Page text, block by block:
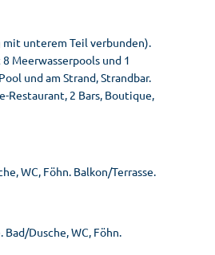
unterem Teil verbunden).
Meerwasserpools und 1
und am Strand, Strandbar.
Restaurant, 2 Bars, Boutique,
WC, Föhn. Balkon/Terrasse.
Dusche, WC, Föhn.